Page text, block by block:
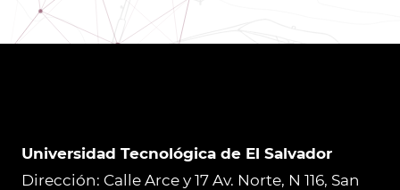
Universidad Tecnológica de El Salvador
Dirección: Calle Arce y 17 Av. Norte, N 116, San